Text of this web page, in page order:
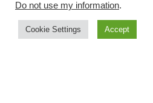
Do not use my information.
Cookie Settings Accept